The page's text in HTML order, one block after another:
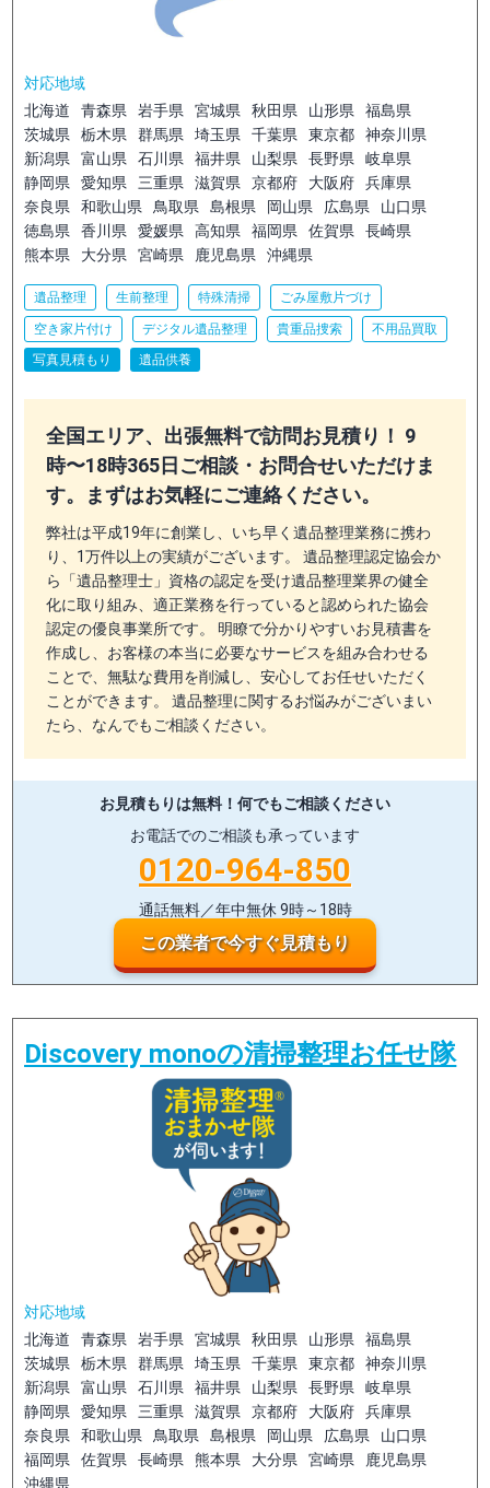
対応地域
北海道
青森県 岩手県 宮城県 秋田県 山形県
福島県
茨城県
栃木県 群馬県 埼玉県 千葉県 東京都
神奈川県
新潟県
富山県 石川県 福井県 山梨県 長野県
岐阜県
静岡県
愛知県 三重県 滋賀県 京都府 大阪府
兵庫県
奈良県
和歌山県 鳥取県 島根県 岡山県 広島県
山口県
徳島県
香川県 愛媛県 高知県 福岡県 佐賀県
長崎県
熊本県
大分県 宮崎県 鹿児島県 沖縄県
遺品整理 生前整理 特殊清掃 ごみ屋敷片づけ
空き家片付け デジタル遺品整理 貴重品捜索
不用品買取
写真見積もり
遺品供養
全国エリア、出張無料で訪問お見積り！ 9
時〜18時365日ご相談・お問合せいただけま
す。まずはお気軽にご連絡ください。
弊社は平成19年に創業し、いち早く遺品整理業務に携わ
り、1万件以上の実績がございます。 遺品整理認定協会か
ら「遺品整理士」資格の認定を受け遺品整理業界の健全
化に取り組み、適正業務を行っていると認められた協会
認定の優良事業所です。 明瞭で分かりやすいお見積書を
作成し、お客様の本当に必要なサービスを組み合わせる
ことで、無駄な費用を削減し、安心してお任せいただく
ことができます。 遺品整理に関するお悩みがございまい
たら、なんでもご相談ください。
お見積もりは無料！ 何でもご相談ください
お電話でのご相談も承っています
0120-964-850
通話無料／年中無休 9時～18時
この業者で今すぐ見積もり
Discovery monoの清掃整理お任せ隊
対応地域
北海道
青森県 岩手県 宮城県 秋田県 山形県
福島県
茨城県
栃木県 群馬県 埼玉県 千葉県 東京都
神奈川県
新潟県
富山県 石川県 福井県 山梨県 長野県
岐阜県
静岡県
愛知県 三重県 滋賀県 京都府 大阪府
兵庫県
奈良県
和歌山県 鳥取県 島根県 岡山県 広島県
山口県
福岡県
佐賀県 長崎県 熊本県 大分県 宮崎県
鹿児島県
沖縄県